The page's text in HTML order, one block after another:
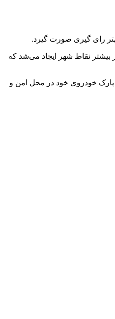
رای گیری صورت گیرد.
بیشتر نقاط شهر ایجاد می‌شد که
پارک خودروی خود در محل امن و